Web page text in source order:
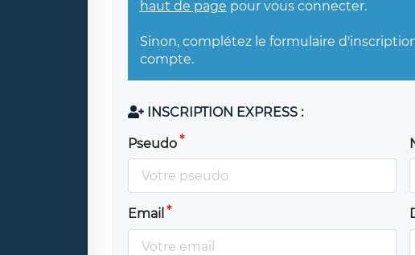
haut de page pour vous connecter.
Sinon, complétez le formulaire
compte.
INSCRIPTION EXPRESS :
Pseudo
Email